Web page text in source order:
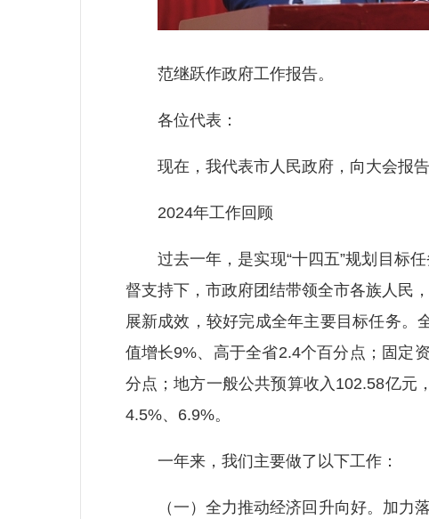
范继跃作政府工作报告。
各位代表：
现在，我代表市人民政府，向大会报告
2024年工作回顾
过去一年，是实现“十四五”规划目标任
督支持下，市政府团结带领全市各族人民
展新成效，较好完成全年主要目标任务。
值增长9%、高于全省2.4个百分点；固定
分点；地方一般公共预算收入102.58亿元
4.5%、6.9%。
一年来，我们主要做了以下工作：
（一）全力推动经济回升向好。加力落